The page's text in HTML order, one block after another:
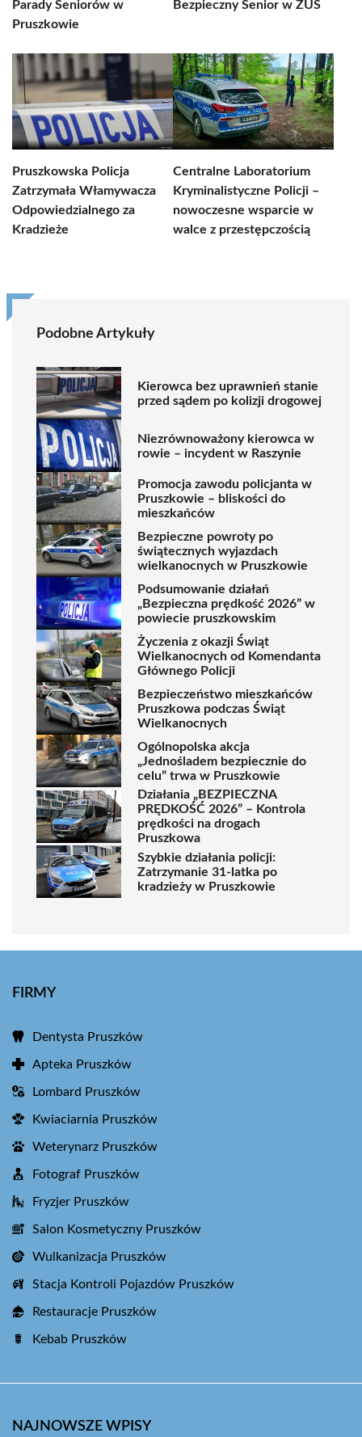
Parady Seniorów w
Pruszkowie
Bezpieczny Senior w ZUS
Pruszkowska Policja
Zatrzymała Włamywacza
Odpowiedzialnego za
Kradzieże
Centralne Laboratorium
Kryminalistyczne Policji –
nowoczesne wsparcie w
walce z przestępczością
Podobne Artykuły
Kierowca bez uprawnień stanie
przed sądem po kolizji drogowej
Niezrównoważony kierowca w
rowie – incydent w Raszynie
Promocja zawodu policjanta w
Pruszkowie – bliskości do
mieszkańców
Bezpieczne powroty po
świątecznych wyjazdach
wielkanocnych w Pruszkowie
Podsumowanie działań
„Bezpieczna prędkość 2026” w
powiecie pruszkowskim
Życzenia z okazji Świąt
Wielkanocnych od Komendanta
Głównego Policji
Bezpieczeństwo mieszkańców
Pruszkowa podczas Świąt
Wielkanocnych
Ogólnopolska akcja
„Jednośladem bezpiecznie do
celu” trwa w Pruszkowie
Działania „BEZPIECZNA
PRĘDKOŚĆ 2026” – Kontrola
prędkości na drogach
Pruszkowa
Szybkie działania policji:
Zatrzymanie 31-latka po
kradzieży w Pruszkowie
FIRMY
Dentysta Pruszków
Apteka Pruszków
Lombard Pruszków
Kwiaciarnia Pruszków
Weterynarz Pruszków
Fotograf Pruszków
Fryzjer Pruszków
Salon Kosmetyczny Pruszków
Wulkanizacja Pruszków
Stacja Kontroli Pojazdów Pruszków
Restauracje Pruszków
Kebab Pruszków
NAJNOWSZE WPISY